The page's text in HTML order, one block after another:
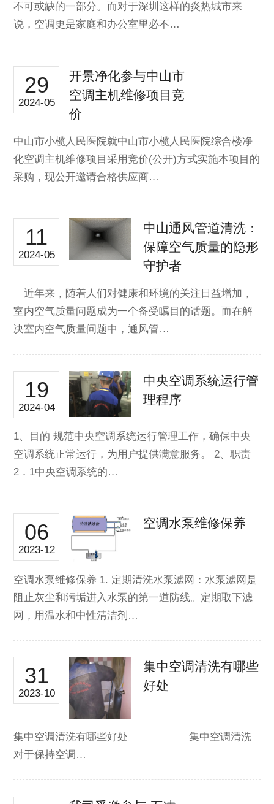
不可或缺的一部分。而对于深圳这样的炎热城市来
说，空调更是家庭和办公室里必不…
29
2024-05
开景净化参与中山市
空调主机维修项目竞
价
中山市小榄人民医院就中山市小榄人民医院综合楼净
化空调主机维修项目采用竞价(公开)方式实施本项目的
采购，现公开邀请合格供应商…
11
2024-05
中山通风管道清洗：
保障空气质量的隐形
守护者
近年来，随着人们对健康和环境的关注日益增加，
室内空气质量问题成为一个备受瞩目的话题。而在解
决室内空气质量问题中，通风管…
19
2024-04
中央空调系统运行管
理程序
1、目的 规范中央空调系统运行管理工作，确保中央
空调系统正常运行，为用户提供满意服务。 2、职责
2．1中央空调系统的…
06
2023-12
空调水泵维修保养
空调水泵维修保养 1. 定期清洗水泵滤网：水泵滤网是
阻止灰尘和污垢进入水泵的第一道防线。定期取下滤
网，用温水和中性清洁剂…
31
2023-10
集中空调清洗有哪些
好处
集中空调清洗有哪些好处 集中空调清洗
对于保持空调…